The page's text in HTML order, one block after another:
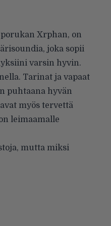
Xrphan, on
joka sopii
varsin hyvin.
Tarinat ja vapaat
puhtaana hyvän
myös tervettä
leimaamalle
mutta miksi